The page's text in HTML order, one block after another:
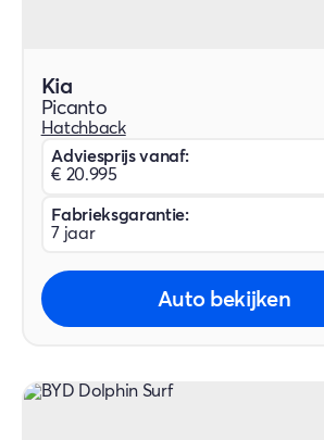
Kia
Picanto
Hatchback
Adviesprijs vanaf:
€ 20.995
Fabrieksgarantie:
7 jaar
Auto bekijken